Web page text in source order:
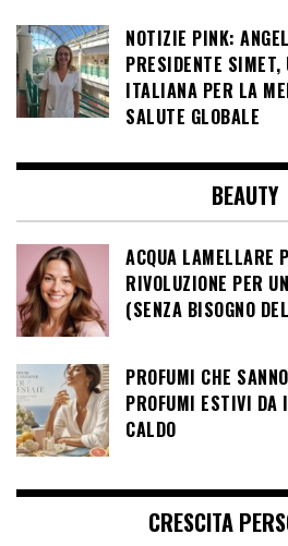
NOTIZIE PINK:
PRESIDENTE SIMET,
ITALIANA PER LA
SALUTE GLOBALE
BEAUTY
ACQUA LAMELLARE
RIVOLUZIONE PER
(SENZA BISOGNO
PROFUMI CHE
PROFUMI ESTIVI DA
CALDO
CRESCITA